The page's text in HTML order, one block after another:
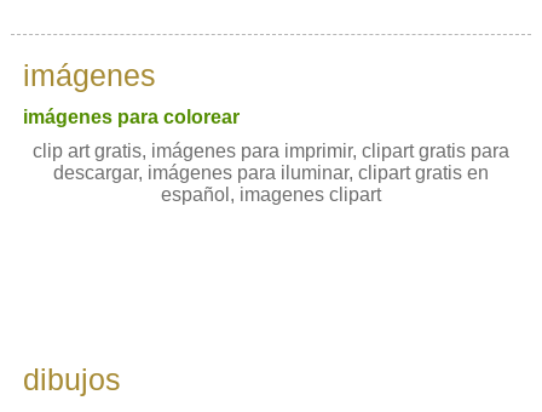
imágenes
imágenes para colorear
clip art gratis, imágenes para imprimir, clipart gratis para
descargar, imágenes para iluminar, clipart gratis en
español, imagenes clipart
dibujos